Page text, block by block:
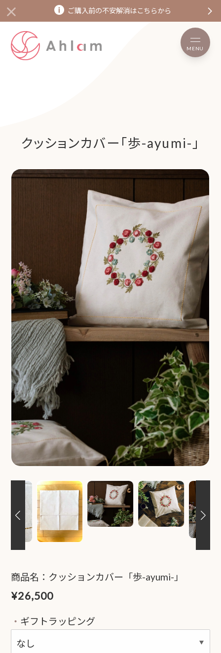
ご購入前の不安解消はこちらから
MENU
クッションカバー「歩-ayumi-」
商品名：クッションカバー「歩-ayumi-」
¥26,500
ギフトラッピング